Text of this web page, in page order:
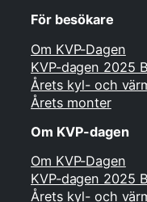
För besökare
Om KVP-Dagen
KVP-dagen 2025
Årets kyl- och
Årets monter
Om KVP-dagen
Om KVP-Dagen
KVP-dagen 2025
Årets kyl- och